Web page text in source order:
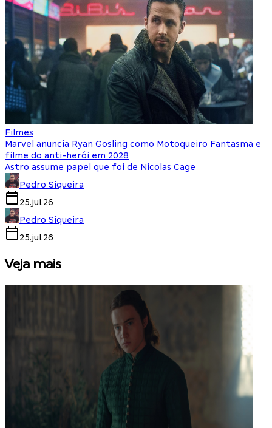
Filmes
Marvel anuncia Ryan Gosling como Motoqueiro Fantasma e
filme do anti-herói em 2028
Astro assume papel que foi de Nicolas Cage
Pedro Siqueira
25.jul.26
Pedro Siqueira
25.jul.26
Veja mais